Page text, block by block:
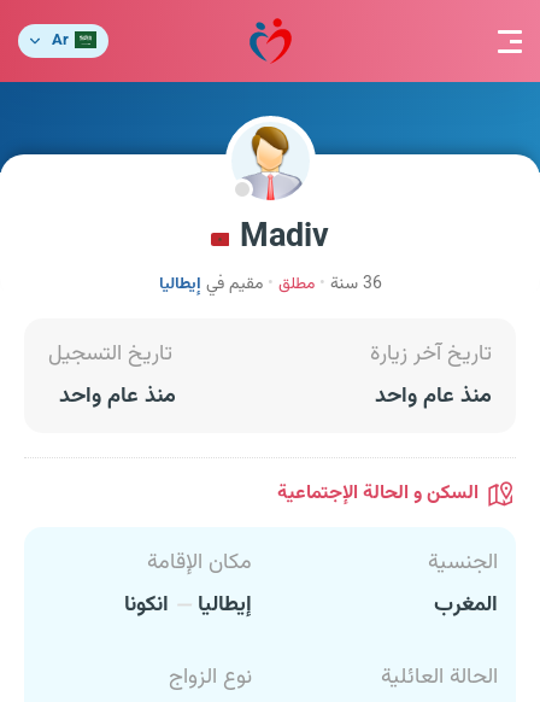
Ar
Madiv
36 سنة مطلق مقيم في إيطاليا
تاريخ آخر زيارة
منذ عام واحد
تاريخ التسجيل
منذ عام واحد
السكن و الحالة الإجتماعية
الجنسية
المغرب
مكان الإقامة
إيطاليا
انكونا
الحالة العائلية
نوع الزواج